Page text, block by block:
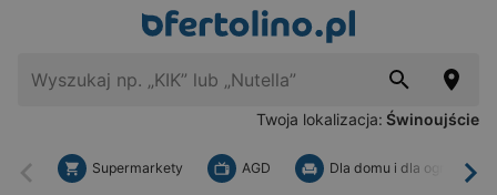
Twoja lokalizacja: Świnoujście
Wstecz
Supermarkety AGD Dla domu i dla ogrodu